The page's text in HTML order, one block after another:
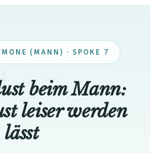
(MANN) · SPOKE 7
beim Mann:
leiser werden
lässt